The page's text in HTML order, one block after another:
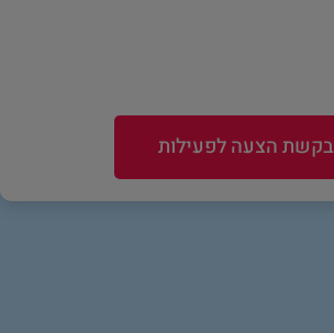
בקשת הצעה לפעילות